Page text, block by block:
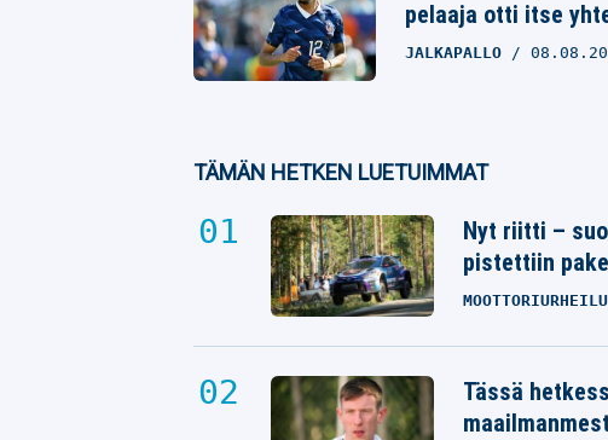
pelaaja otti itse
JALKAPALLO
TÄMÄN HETKEN LUETUIMMAT
Nyt riitti –
pistettiin
MOOTTORIURHEILU
Tässä